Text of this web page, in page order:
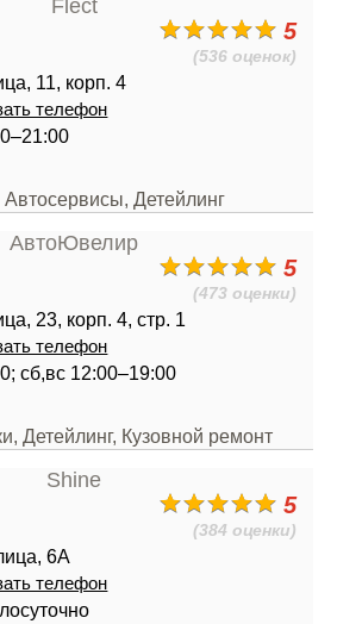
5
(536 оценок)
11, корп. 4
телефон
Автосервисы, Детейлинг
5
(473 оценки)
23, корп. 4, стр. 1
телефон
сб,вс 12:00–19:00
Детейлинг, Кузовной ремонт
5
(384 оценки)
6А
телефон